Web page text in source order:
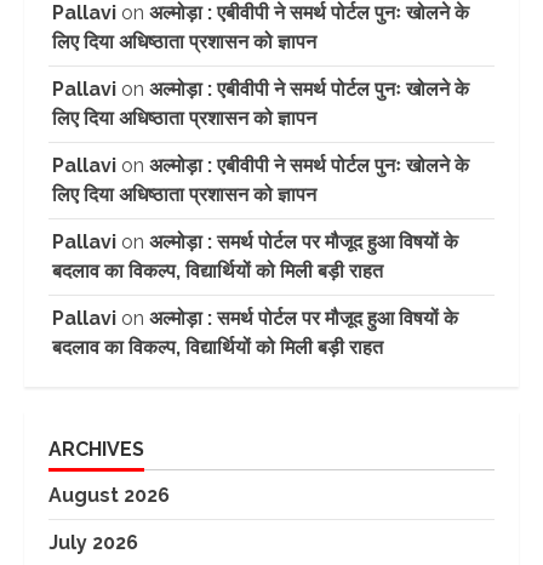
Pallavi on अल्मोड़ा : एबीवीपी ने समर्थ पोर्टल पुनः खोलने के
लिए दिया अधिष्ठाता प्रशासन को ज्ञापन
Pallavi on अल्मोड़ा : एबीवीपी ने समर्थ पोर्टल पुनः खोलने के
लिए दिया अधिष्ठाता प्रशासन को ज्ञापन
Pallavi on अल्मोड़ा : एबीवीपी ने समर्थ पोर्टल पुनः खोलने के
लिए दिया अधिष्ठाता प्रशासन को ज्ञापन
Pallavi on अल्मोड़ा : समर्थ पोर्टल पर मौजूद हुआ विषयों के
बदलाव का विकल्प, विद्यार्थियों को मिली बड़ी राहत
Pallavi on अल्मोड़ा : समर्थ पोर्टल पर मौजूद हुआ विषयों के
बदलाव का विकल्प, विद्यार्थियों को मिली बड़ी राहत
ARCHIVES
August 2026
July 2026